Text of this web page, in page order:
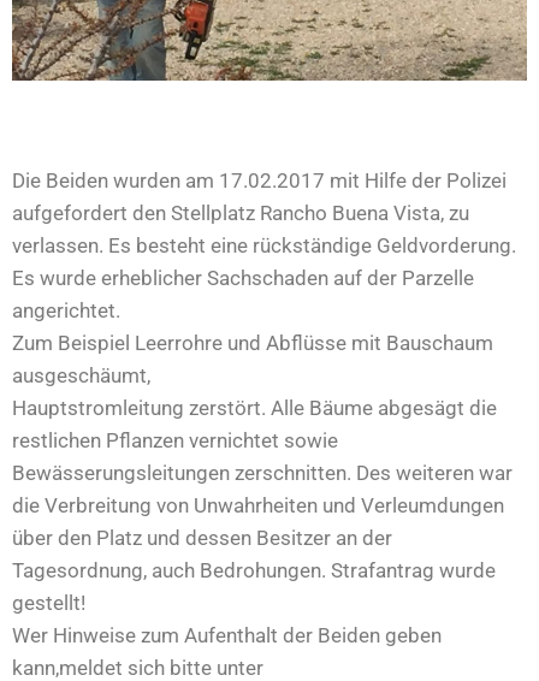
Die Beiden wurden am 17.02.2017 mit Hilfe der Polizei
aufgefordert den Stellplatz Rancho Buena Vista, zu
verlassen. Es besteht eine rückständige Geldvorderung.
Es wurde erheblicher Sachschaden auf der Parzelle
angerichtet.
Zum Beispiel Leerrohre und Abflüsse mit Bauschaum
ausgeschäumt,
Hauptstromleitung zerstört. Alle Bäume abgesägt die
restlichen Pflanzen vernichtet sowie
Bewässerungsleitungen zerschnitten. Des weiteren war
die Verbreitung von Unwahrheiten und Verleumdungen
über den Platz und dessen Besitzer an der
Tagesordnung, auch Bedrohungen. Strafantrag wurde
gestellt!
Wer Hinweise zum Aufenthalt der Beiden geben
kann,meldet sich bitte unter